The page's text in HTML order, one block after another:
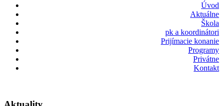
Úvod
Aktuálne
Škola
pk a koordinátori
Prijímacie konanie
Programy
Privátne
Kontakt